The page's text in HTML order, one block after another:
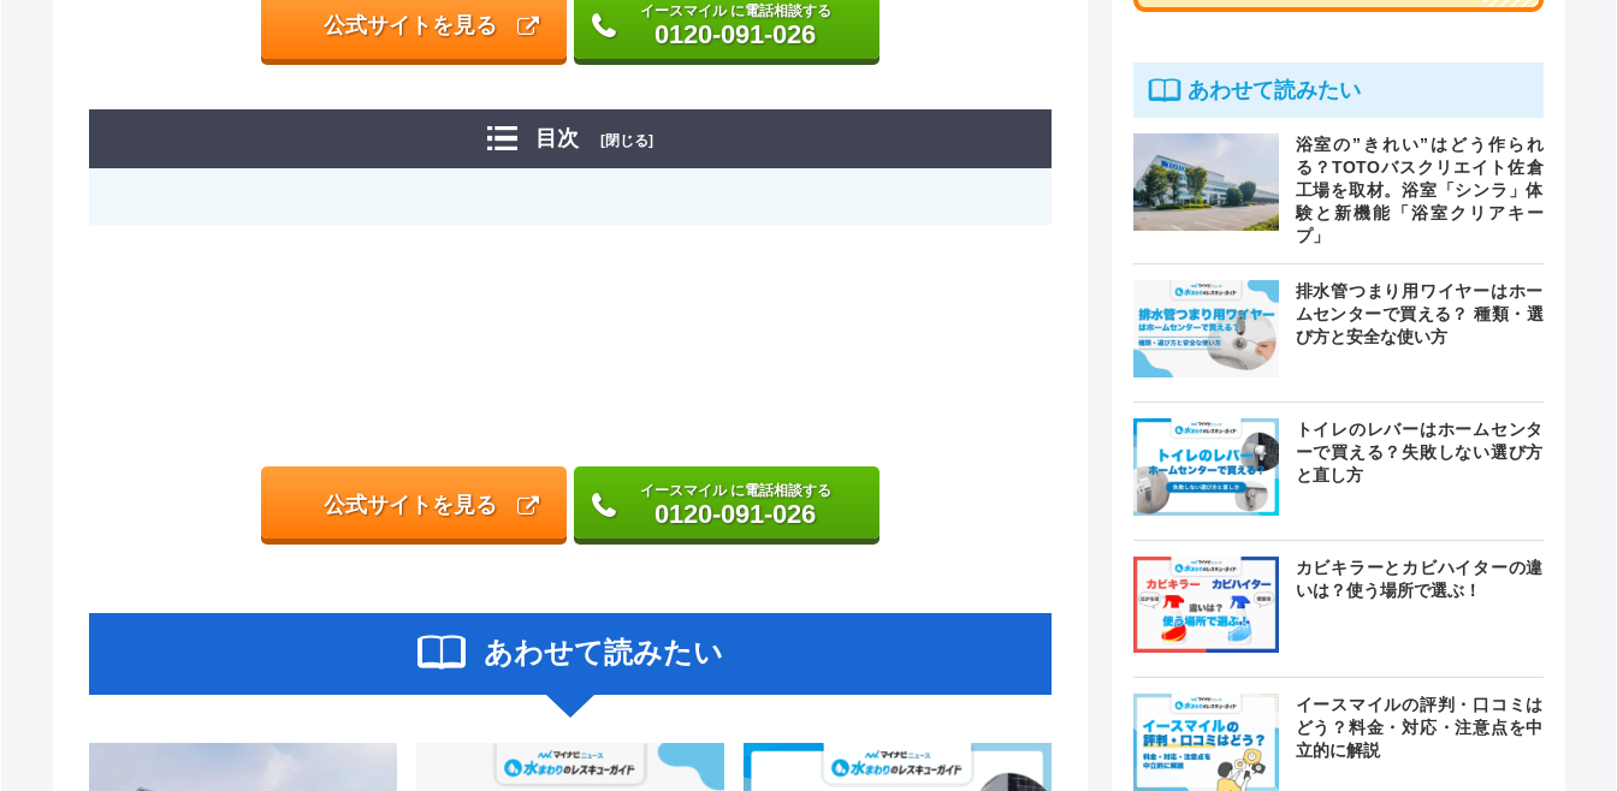
公式サイトを見る
イースマイル に電話相談する
0120-091-026
目次 [閉じる]
公式サイトを見る
イースマイル に電話相談する
0120-091-026
あわせて読みたい
あわせて読みたい
浴室の”きれい”はどう作られ
る？TOTOバスクリエイト佐倉
工場を取材。浴室「シンラ」体
験と新機能「浴室クリアキー
プ」
排水管つまり用ワイヤーはホー
ムセンターで買える？ 種類・選
び方と安全な使い方
トイレのレバーはホームセンタ
ーで買える？失敗しない選び方
と直し方
カビキラーとカビハイターの違
いは？使う場所で選ぶ！
イースマイルの評判・口コミは
どう？料金・対応・注意点を中
立的に解説